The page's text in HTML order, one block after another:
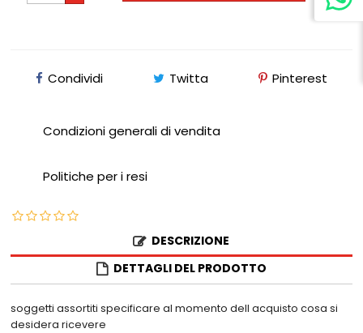
Condividi Twitta Pinterest
Condizioni generali di vendita
Politiche per i resi
DESCRIZIONE
DETTAGLI DEL PRODOTTO
soggetti assortiti specificare al momento dell acquisto cosa si
desidera ricevere